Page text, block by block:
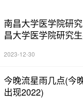
南昌大学医学院研
昌大学医学院研究
2023-12-30
今晚流星雨几点(今
出现2022)